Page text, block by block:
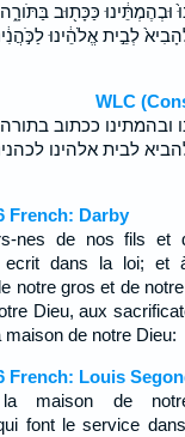
וּבְהֶמְתֵּ֔ינוּ כַּכָּת֖וּב
לְהָבִיא֙ לְבֵ֣ית אֱלֹהֵ֔ינוּ
WLC
ובהמתינו ככתוב
להביא לבית אלהינו
French: Darby
nes de nos fils et
dans la loi; et
notre gros et de
Dieu, aux
de notre Dieu:
French: Louis
maison de
font le service